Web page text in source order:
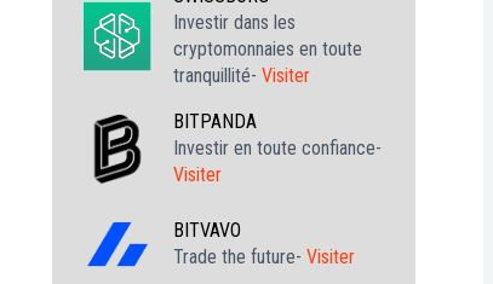
Investir dans les
cryptomonnaies en toute
tranquillité- Visiter
BITPANDA
Investir en toute confiance-
Visiter
BITVAVO
Trade the future- Visiter